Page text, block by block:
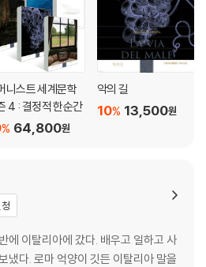
니스트 세계문학
4 : 결정적 한순간
64,800원
%
악의 길
13,500원
10%
에 이탈리아에 갔다. 배우고 일하고 사
냈다. 로마 억양이 깃든 이탈리아 말을